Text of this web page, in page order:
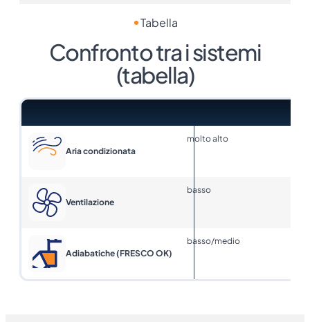
Tabella
Confronto tra i sistemi
(tabella)
Aria condizionata
molto alto
Ventilazione
basso
Adiabatiche (FRESCO OK)
basso/medio